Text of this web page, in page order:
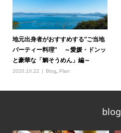
地元出身者がおすすめする“ご当地
パーティー料理” ～愛媛・ドンッ
と豪華な「鯛そうめん」編～
2020.10.22 Blog, Plan
blog